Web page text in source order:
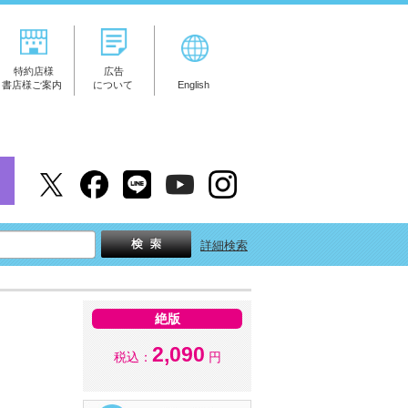
特約店様
書店様ご案内
広告
について
English
詳細検索
絶版
税込： 2,090 円